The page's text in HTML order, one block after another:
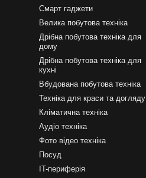
Смарт гаджети
Велика побутова техніка
Дрібна побутова техніка для
дому
Дрібна побутова техніка для
кухні
Вбудована побутова техніка
Техніка для краси та догляду
Кліматична техніка
Аудіо техніка
Фото відео техніка
Посуд
IT-периферія